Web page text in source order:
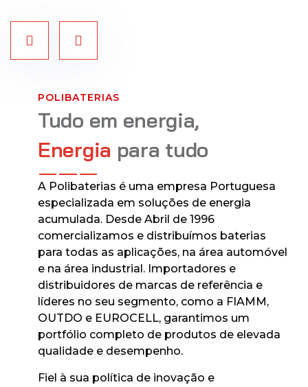
POLIBATERIAS
Tudo em energia,
Energia para tudo
A Polibaterias é uma empresa Portuguesa
especializada em soluções de energia
acumulada. Desde Abril de 1996
comercializamos e distribuímos baterias
para todas as aplicações, na área automóvel
e na área industrial. Importadores e
distribuidores de marcas de referência e
líderes no seu segmento, como a FIAMM,
OUTDO e EUROCELL, garantimos um
portfólio completo de produtos de elevada
qualidade e desempenho.
Fiel à sua política de inovação e